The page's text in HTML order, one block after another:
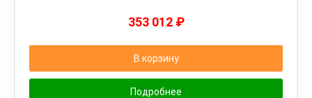
353 012 ₽
В корзину
Подробнее